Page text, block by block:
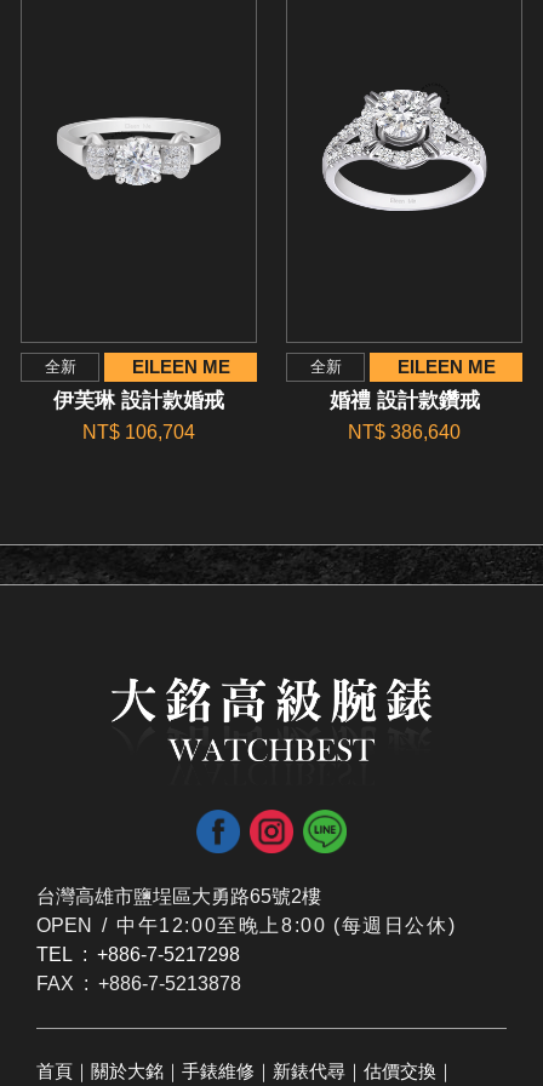
全新 EILEEN ME
伊芙琳 設計款婚戒
NT$ 106,704
全新 EILEEN ME
婚禮 設計款鑽戒
NT$ 386,640
台灣高雄市鹽埕區大勇路65號2樓
OPEN / ​中午12:00至晚上8:00 (每週日公休)
TEL : +886-7-5217298
FAX : +886-7-5213878
首頁 ｜ 關於大銘 ｜ 手錶維修 ｜ 新錶代尋 ｜ 估價交換 ｜